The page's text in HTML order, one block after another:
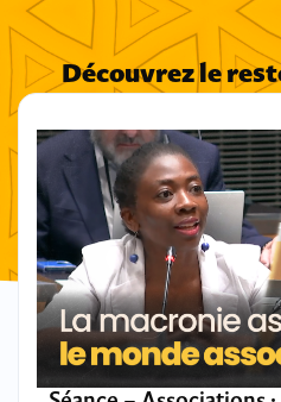
Découvrez le